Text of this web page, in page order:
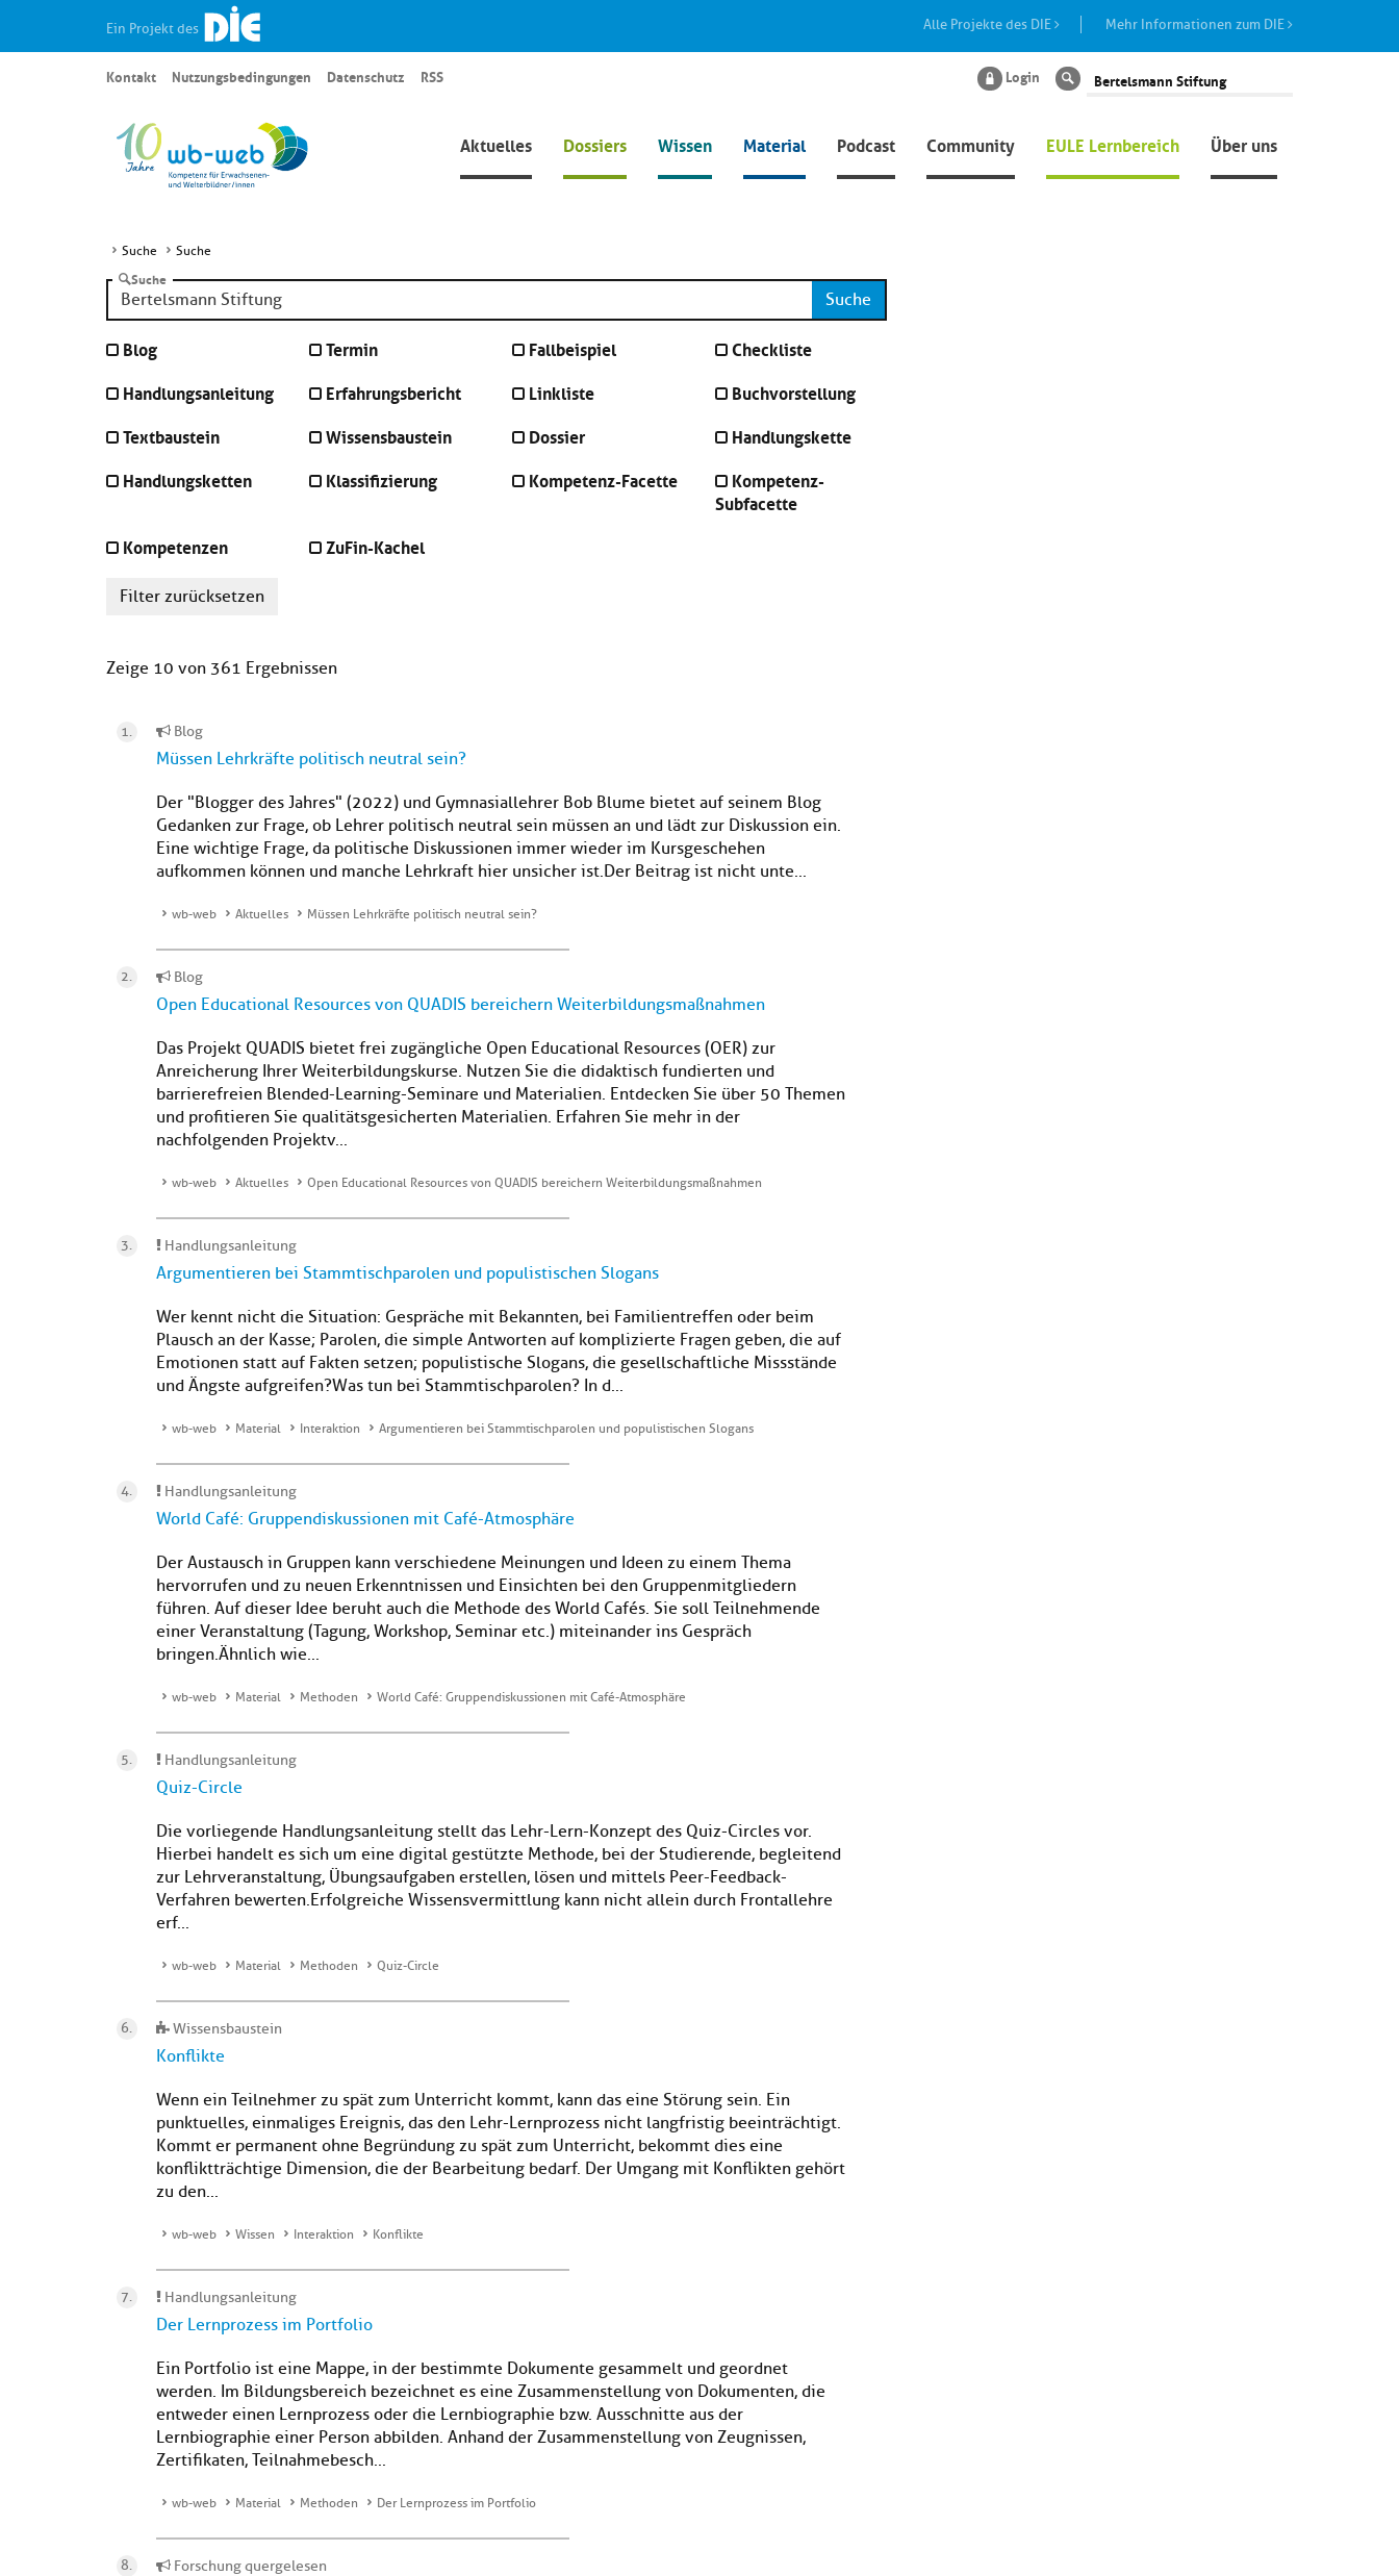
Ein Projekt des Alle Projekte des DIE Mehr Informationen zum DIE
Aktuelles Dossiers Wissen Material Podcast Community EULE Lernbereich Über uns
Kontakt Nutzungsbedingungen Datenschutz RSS Login Suche
Suche Suche
Suche
Suche
Blog Termin Fallbeispiel
Checkliste
Handlungsanleitung
Erfahrungsbericht Linkliste
Buchvorstellung
Textbaustein
Wissensbaustein Dossier
Handlungskette
Handlungsketten
Klassifizierung Kompetenz-Facette
Kompetenz-
Subfacette
Kompetenzen
ZuFin-Kachel
Filter zurücksetzen
Zeige 10 von 361 Ergebnissen
Blog
Müssen Lehrkräfte politisch neutral sein?
Der "Blogger des Jahres" (2022) und Gymnasiallehrer Bob Blume bietet auf seinem Blog
Gedanken zur Frage, ob Lehrer politisch neutral sein müssen an und lädt zur Diskussion ein.
Eine wichtige Frage, da politische Diskussionen immer wieder im Kursgeschehen
aufkommen können und manche Lehrkraft hier unsicher ist. Der Beitrag ist nicht unte...
wb-web Aktuelles Müssen Lehrkräfte politisch neutral sein?
Blog
Open Educational Resources von QUADIS bereichern Weiterbildungsmaßnahmen
Das Projekt QUADIS bietet frei zugängliche Open Educational Resources (OER) zur
Anreicherung Ihrer Weiterbildungskurse. Nutzen Sie die didaktisch fundierten und
barrierefreien Blended-Learning-Seminare und Materialien. Entdecken Sie über 50 Themen
und profitieren Sie qualitätsgesicherten Materialien. Erfahren Sie mehr in der
nachfolgenden Projektv...
wb-web Aktuelles Open Educational Resources von QUADIS bereichern Weiterbildungsmaßnahmen
Handlungsanleitung
Argumentieren bei Stammtischparolen und populistischen Slogans
Wer kennt nicht die Situation: Gespräche mit Bekannten, bei Familientreffen oder beim
Plausch an der Kasse; Parolen, die simple Antworten auf komplizierte Fragen geben, die auf
Emotionen statt auf Fakten setzen; populistische Slogans, die gesellschaftliche Missstände
und Ängste aufgreifen? Was tun bei Stammtischparolen? In d...
wb-web Material Interaktion Argumentieren bei Stammtischparolen und populistischen Slogans
Handlungsanleitung
World Café: Gruppendiskussionen mit Café-Atmosphäre
Der Austausch in Gruppen kann verschiedene Meinungen und Ideen zu einem Thema
hervorrufen und zu neuen Erkenntnissen und Einsichten bei den Gruppenmitgliedern
führen. Auf dieser Idee beruht auch die Methode des World Cafés. Sie soll Teilnehmende
einer Veranstaltung (Tagung, Workshop, Seminar etc.) miteinander ins Gespräch
bringen. Ähnlich wie...
wb-web Material Methoden World Café: Gruppendiskussionen mit Café-Atmosphäre
Handlungsanleitung
Quiz-Circle
Die vorliegende Handlungsanleitung stellt das Lehr-Lern-Konzept des Quiz-Circles vor.
Hierbei handelt es sich um eine digital gestützte Methode, bei der Studierende, begleitend
zur Lehrveranstaltung, Übungsaufgaben erstellen, lösen und mittels Peer-Feedback-
Verfahren bewerten.Erfolgreiche Wissensvermittlung kann nicht allein durch Frontallehre
erf...
wb-web Material Methoden Quiz-Circle
Wissensbaustein
Konflikte
Wenn ein Teilnehmer zu spät zum Unterricht kommt, kann das eine Störung sein. Ein
punktuelles, einmaliges Ereignis, das den Lehr-Lernprozess nicht langfristig beeinträchtigt.
Kommt er permanent ohne Begründung zu spät zum Unterricht, bekommt dies eine
konfliktträchtige Dimension, die der Bearbeitung bedarf. Der Umgang mit Konflikten gehört
zu den...
wb-web Wissen Interaktion Konflikte
Handlungsanleitung
Der Lernprozess im Portfolio
Ein Portfolio ist eine Mappe, in der bestimmte Dokumente gesammelt und geordnet
werden. Im Bildungsbereich bezeichnet es eine Zusammenstellung von Dokumenten, die
entweder einen Lernprozess oder die Lernbiographie bzw. Ausschnitte aus der
Lernbiographie einer Person abbilden. Anhand der Zusammenstellung von Zeugnissen,
Zertifikaten, Teilnahmebesch...
wb-web Material Methoden Der Lernprozess im Portfolio
Forschung quergelesen